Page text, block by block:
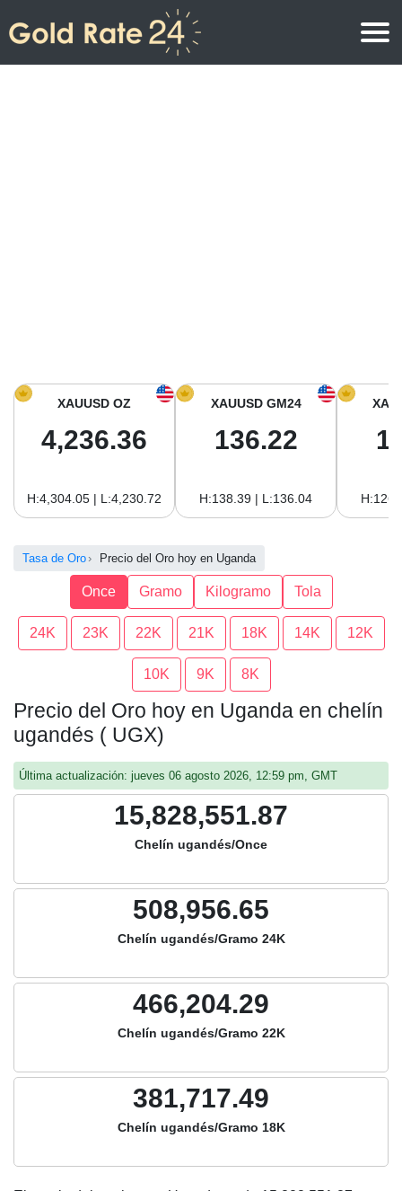
Precio del Oro hoy en América del sur
XAUUSD OZ
4,236.36
H:4,304.05 | L:4,230.72
XAUUSD GM24
136.22
H:138.39 | L:136.04
Tasa de Oro Precio del Oro hoy en Uganda
Once Gramo Kilogramo Tola
24K 23K 22K 21K 18K 14K 12K
10K 9K 8K
Precio del Oro hoy en Uganda en chelín
ugandés ( UGX)
Última actualización: jueves 06 agosto 2026, 12:59 pm, GMT
15,828,551.87
Chelín ugandés/Once
508,956.65
Chelín ugandés/Gramo 24K
466,204.29
Chelín ugandés/Gramo 22K
381,717.49
Chelín ugandés/Gramo 18K